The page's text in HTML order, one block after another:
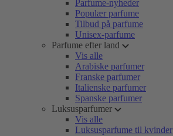
Parfume-nyheder
Populær parfume
Tilbud på parfume
Unisex-parfume
Parfume efter land
Vis alle
Arabiske parfumer
Franske parfumer
Italienske parfumer
Spanske parfumer
Luksusparfumer
Vis alle
Luksusparfume til kvinder